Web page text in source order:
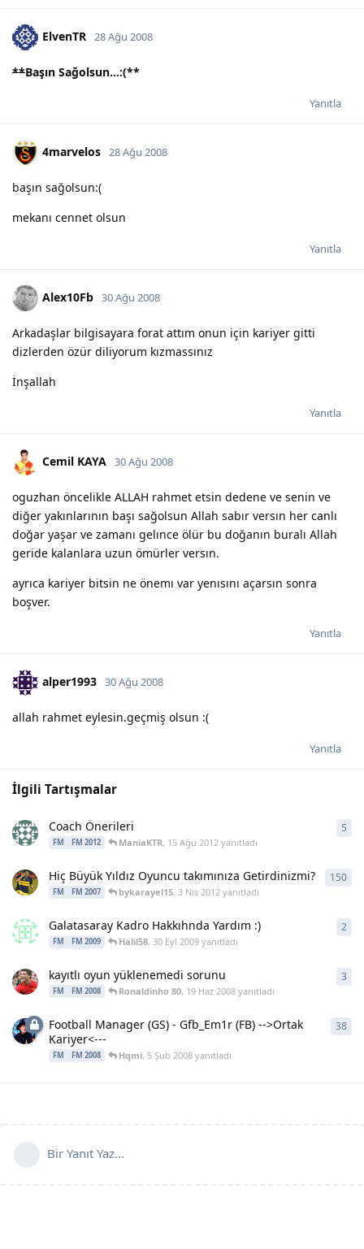
ElvenTR 28 Ağu 2008
**Başın Sağolsun...:(**
Yanıtla
4marvelos 28 Ağu 2008
başın sağolsun:(
mekanı cennet olsun
Yanıtla
Alex10Fb 30 Ağu 2008
Arkadaşlar bilgisayara forat attım onun için kariyer gitti
dizlerden özür diliyorum kızmassınız
İnşallah
Yanıtla
Cemil KAYA 30 Ağu 2008
oguzhan öncelikle ALLAH rahmet etsin dedene ve senin ve
diğer yakınlarının başı sağolsun Allah sabır versın her canlı
doğar yaşar ve zamanı gelınce ölür bu doğanın buralı Allah
geride kalanlara uzun ömürler versın.
ayrıca kariyer bitsin ne önemı var yenısını açarsın sonra
boşver.
Yanıtla
alper1993 30 Ağu 2008
allah rahmet eylesin.geçmiş olsun :(
Yanıtla
İlgili Tartışmalar
Coach Önerileri
FM FM 2012 ManiaKTR, 15 Ağu 2012yanıtladı
5
Hiç Büyük Yıldız Oyuncu takımınıza Getirdinizmi?
FM FM 2007 bykarayel15, 3 Nis 2012yanıtladı
150
Galatasaray Kadro Hakkıhnda Yardım :)
FM FM 2009 Halil58, 30 Eyl 2009yanıtladı
2
kayıtlı oyun yüklenemedi sorunu
FM FM 2008 Ronaldinho 80, 19 Haz 2008yanıtladı
3
Football Manager (GS) - Gfb_Em1r (FB) -->Ortak
Kariyer<---
FM FM 2008 Hqmi, 5 Şub 2008yanıtladı
38
Bir Yanıt Yaz...